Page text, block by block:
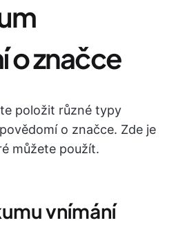
o značce
položit různé typy
o značce. Zde je
můžete použít.
vnímání